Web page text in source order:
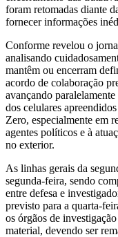
foram retomadas diante
fornecer informações
Conforme revelou o
analisando
mantêm ou encerram
acordo de colaboração
avançando
dos celulares
Zero, especialmente em
agentes políticos e à
no exterior.
As linhas gerais da
segunda-feira, sendo
entre defesa e
previsto para a quarta-
os órgãos de
material, devendo ser